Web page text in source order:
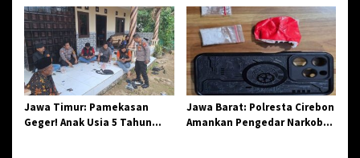
Penegasan Integritas
Aparatur Pendidikan dan
Birokrasi
Sinergi dan Pelestarian
Sejarah
Jawa Timur: Pamekasan
Geger! Anak Usia 5 Tahun
Jawa Barat: Polresta Cirebon
Amankan Pengedar Narkoba